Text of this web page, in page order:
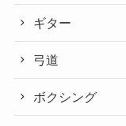
ギター
弓道
ボクシング